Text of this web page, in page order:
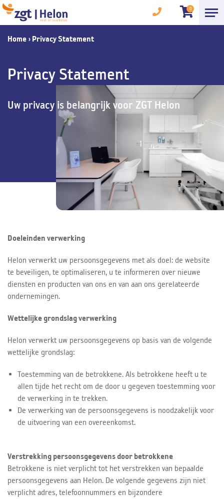
0
Home › Privacy Statement
Privacy Statement
Uw privacy is belangrijk voor ZGT Helon
Doeleinden verwerking
Helon verwerkt uw persoonsgegevens met als doel: de website
te beveiligen, te optimaliseren, u te informeren over nieuwe
diensten en producten van ons en van aan ons gerelateerde
ondernemingen.
Wettelijke grondslag verwerking
Helon verwerkt uw persoonsgegevens op basis van de volgende
wettelijke grondslag:
Toestemming van de betrokkene. Als betrokkene heeft u te
allen tijde het recht om de door u gegeven toestemming voor
de verwerking in te trekken.
De verwerking van de persoonsgegevens is noodzakelijk voor
de uitvoering van een overeenkomst.
Verstrekking persoonsgegevens door betrokkene
Betrokkene is niet verplicht tot het verstrekken van bepaalde
persoonsgegevens aan Helon. De volgende gegevens zijn niet
verplicht adres, telefoonnummers en bijzondere